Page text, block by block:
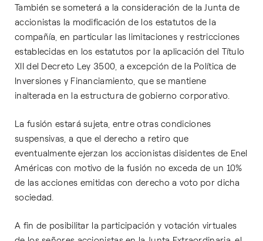
También se someterá a la consideración de la Junta de
accionistas la modificación de los estatutos de la
compañía, en particular las limitaciones y restricciones
establecidas en los estatutos por la aplicación del Título
XII del Decreto Ley 3500, a excepción de la Política de
Inversiones y Financiamiento, que se mantiene
inalterada en la estructura de gobierno corporativo.
La fusión estará sujeta, entre otras condiciones
suspensivas, a que el derecho a retiro que
eventualmente ejerzan los accionistas disidentes de Enel
Américas con motivo de la fusión no exceda de un 10%
de las acciones emitidas con derecho a voto por dicha
sociedad.
A fin de posibilitar la participación y votación virtuales